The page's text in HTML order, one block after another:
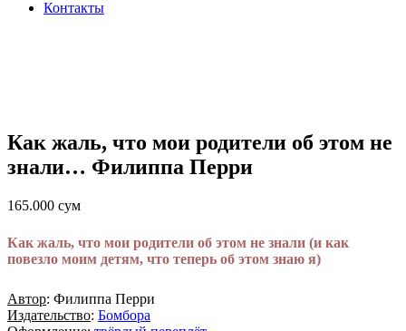
Контакты
Как жаль, что мои родители об этом не
знали… Филиппа Перри
165.000 сум
Как жаль, что мои родители об этом не знали (и как
повезло моим детям, что теперь об этом знаю я)
Автор: Филиппа Перри
Издательство: Бомбора